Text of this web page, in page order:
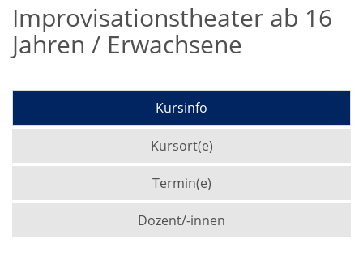
Improvisationstheater ab 16
Jahren / Erwachsene
Kursinfo
Kursort(e)
Termin(e)
Dozent/-innen